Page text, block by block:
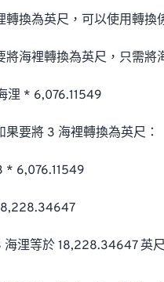
轉換為英尺，可以使用轉換
將海裡轉換為英尺，只需將
浬 * 6,076.11549
果要將 3 海裡轉換為英尺：
* 6,076.11549
海浬等於 18,228.34647 英